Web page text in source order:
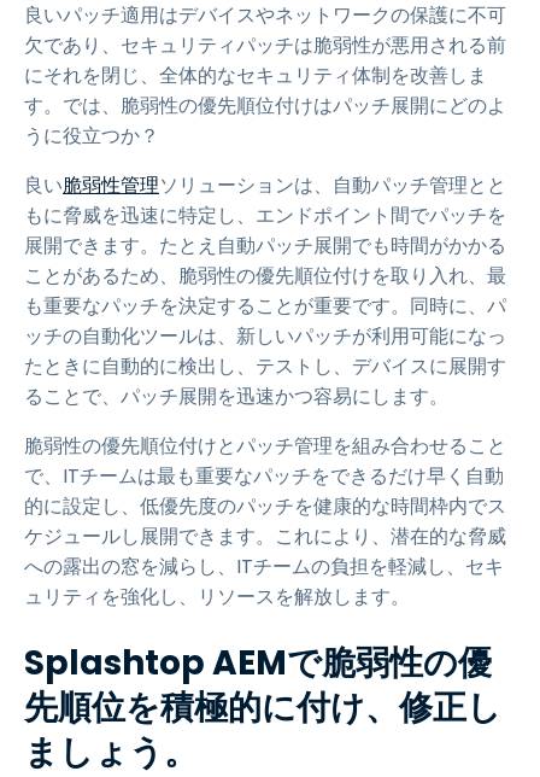
良いパッチ適用はデバイスやネットワークの保護に不可
欠であり、セキュリティパッチは脆弱性が悪用される前
にそれを閉じ、全体的なセキュリティ体制を改善しま
す。では、脆弱性の優先順位付けはパッチ展開にどのよ
うに役立つか？
良い脆弱性管理ソリューションは、自動パッチ管理とと
もに脅威を迅速に特定し、エンドポイント間でパッチを
展開できます。たとえ自動パッチ展開でも時間がかかる
ことがあるため、脆弱性の優先順位付けを取り入れ、最
も重要なパッチを決定することが重要です。同時に、パ
ッチの自動化ツールは、新しいパッチが利用可能になっ
たときに自動的に検出し、テストし、デバイスに展開す
ることで、パッチ展開を迅速かつ容易にします。
脆弱性の優先順位付けとパッチ管理を組み合わせること
で、ITチームは最も重要なパッチをできるだけ早く自動
的に設定し、低優先度のパッチを健康的な時間枠内でス
ケジュールし展開できます。これにより、潜在的な脅威
への露出の窓を減らし、ITチームの負担を軽減し、セキ
ュリティを強化し、リソースを解放します。
Splashtop AEMで脆弱性の優
先順位を積極的に付け、修正し
ましょう。